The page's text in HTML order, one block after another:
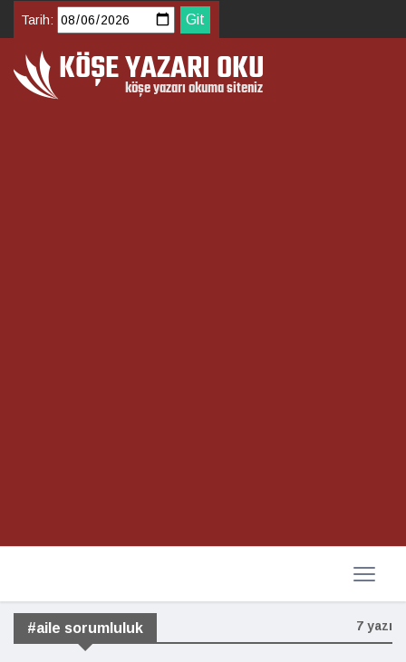
Tarih:
#aile sorumluluk 7 yazı